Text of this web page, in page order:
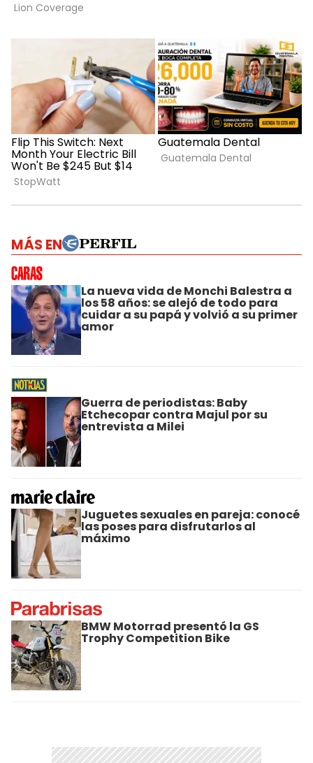
MÁS EN
La nueva vida de Monchi Balestra a
los 58 años: se alejó de todo para
cuidar a su papá y volvió a su primer
amor
Guerra de periodistas: Baby
Etchecopar contra Majul por su
entrevista a Milei
Juguetes sexuales en pareja: conocé
las poses para disfrutarlos al
máximo
BMW Motorrad presentó la GS
Trophy Competition Bike